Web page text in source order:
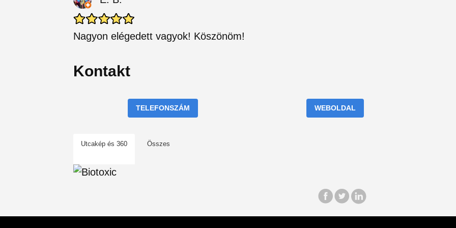
Nagyon elégedett vagyok! Köszönöm!
Kontakt
TELEFONSZÁM WEBOLDAL
Utcakép és 360 Összes